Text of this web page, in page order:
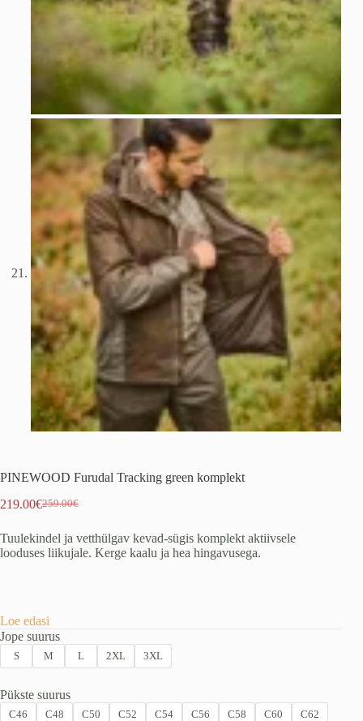
PINEWOOD Furudal Tracking green komplekt
259.00€
Algne
oli:
259.00€.
219.00€Praegune
on:
219.00€.
Tuulekindel ja vetthülgav kevad-sügis komplekt aktiivsele
looduses liikujale. Kerge kaalu ja hea hingavusega.
Loe edasi
Jope suurus
S M L 2XL 3XL
Pükste suurus
C46 C48 C50 C52 C54 C56 C58 C60
C62